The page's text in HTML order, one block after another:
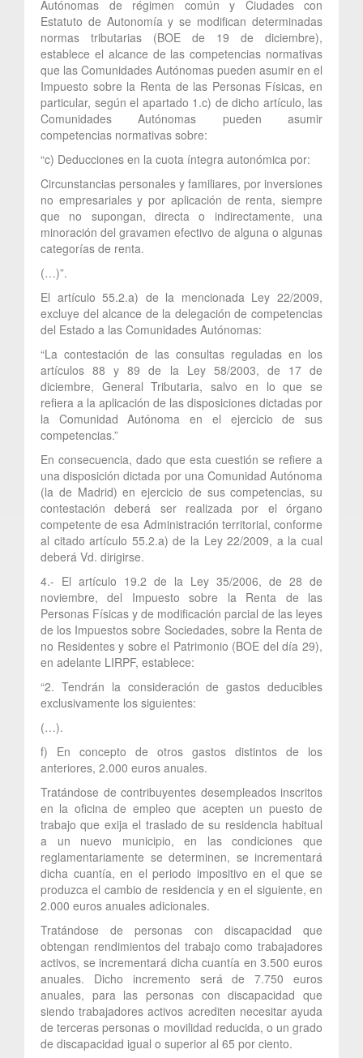
Autónomas de régimen común y Ciudades con
Estatuto de Autonomía y se modifican determinadas
normas tributarias (BOE de 19 de diciembre),
establece el alcance de las competencias normativas
que las Comunidades Autónomas pueden asumir en el
Impuesto sobre la Renta de las Personas Físicas, en
particular, según el apartado 1.c) de dicho artículo, las
Comunidades Autónomas pueden asumir
competencias normativas sobre:
“c) Deducciones en la cuota íntegra autonómica por:
Circunstancias personales y familiares, por inversiones
no empresariales y por aplicación de renta, siempre
que no supongan, directa o indirectamente, una
minoración del gravamen efectivo de alguna o algunas
categorías de renta.
(…)”.
El artículo 55.2.a) de la mencionada Ley 22/2009,
excluye del alcance de la delegación de competencias
del Estado a las Comunidades Autónomas:
“La contestación de las consultas reguladas en los
artículos 88 y 89 de la Ley 58/2003, de 17 de
diciembre, General Tributaria, salvo en lo que se
refiera a la aplicación de las disposiciones dictadas por
la Comunidad Autónoma en el ejercicio de sus
competencias.”
En consecuencia, dado que esta cuestión se refiere a
una disposición dictada por una Comunidad Autónoma
(la de Madrid) en ejercicio de sus competencias, su
contestación deberá ser realizada por el órgano
competente de esa Administración territorial, conforme
al citado artículo 55.2.a) de la Ley 22/2009, a la cual
deberá Vd. dirigirse.
4.- El artículo 19.2 de la Ley 35/2006, de 28 de
noviembre, del Impuesto sobre la Renta de las
Personas Físicas y de modificación parcial de las leyes
de los Impuestos sobre Sociedades, sobre la Renta de
no Residentes y sobre el Patrimonio (BOE del día 29),
en adelante LIRPF, establece:
“2. Tendrán la consideración de gastos deducibles
exclusivamente los siguientes:
(…).
f) En concepto de otros gastos distintos de los
anteriores, 2.000 euros anuales.
Tratándose de contribuyentes desempleados inscritos
en la oficina de empleo que acepten un puesto de
trabajo que exija el traslado de su residencia habitual
a un nuevo municipio, en las condiciones que
reglamentariamente se determinen, se incrementará
dicha cuantía, en el periodo impositivo en el que se
produzca el cambio de residencia y en el siguiente, en
2.000 euros anuales adicionales.
Tratándose de personas con discapacidad que
obtengan rendimientos del trabajo como trabajadores
activos, se incrementará dicha cuantía en 3.500 euros
anuales. Dicho incremento será de 7.750 euros
anuales, para las personas con discapacidad que
siendo trabajadores activos acrediten necesitar ayuda
de terceras personas o movilidad reducida, o un grado
de discapacidad igual o superior al 65 por ciento.